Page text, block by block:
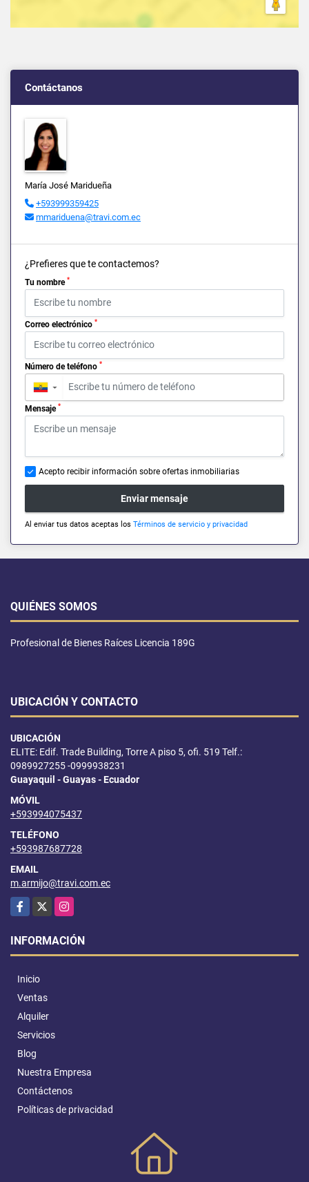
Contáctanos
María José Maridueña
+593999359425
mmariduena@travi.com.ec
¿Prefieres que te contactemos?
Tu nombre *
Correo electrónico *
Número de teléfono *
▼
Mensaje *
Acepto recibir información sobre ofertas inmobiliarias
Enviar mensaje
Al enviar tus datos aceptas los Términos de servicio y privacidad
QUIÉNES SOMOS
Profesional de Bienes Raíces Licencia 189G
UBICACIÓN Y CONTACTO
UBICACIÓN
ELITE: Edif. Trade Building, Torre A piso 5, ofi. 519 Telf.:
0989927255 -0999938231
Guayaquil - Guayas - Ecuador
MÓVIL
+593994075437
TELÉFONO
+593987687728
EMAIL
m.armijo@travi.com.ec
Facebook
X Instagram
INFORMACIÓN
Inicio
Ventas
Alquiler
Servicios
Blog
Nuestra Empresa
Contáctenos
Políticas de privacidad